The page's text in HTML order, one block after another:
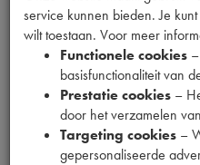
Fabrikant
OUTLET
Productnummer
1938024
service kunnen bieden. Je
wilt toestaan. Voor meer
Functionele cookies
basisfunctionaliteit van
Prestatie cookies –
door het verzamelen
Targeting cookies –
gepersonaliseerde